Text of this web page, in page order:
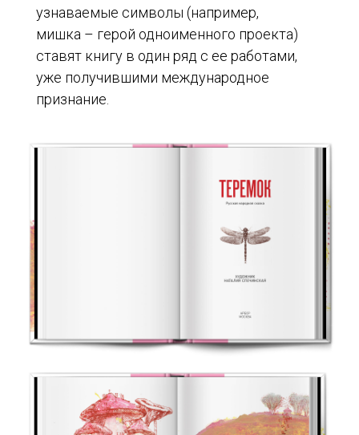
узнаваемые символы (например,
мишка – герой одноименного проекта)
ставят книгу в один ряд с ее работами,
уже получившими международное
признание.